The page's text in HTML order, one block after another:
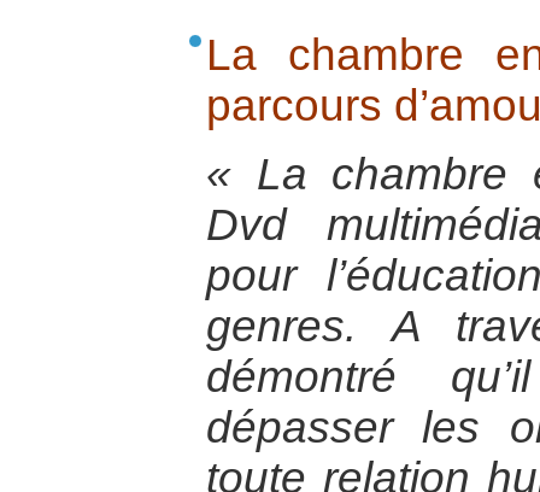
La chambre
parcours
« La chambre
Dvd
pour
genres. A
démontré
dépasser les
toute relation